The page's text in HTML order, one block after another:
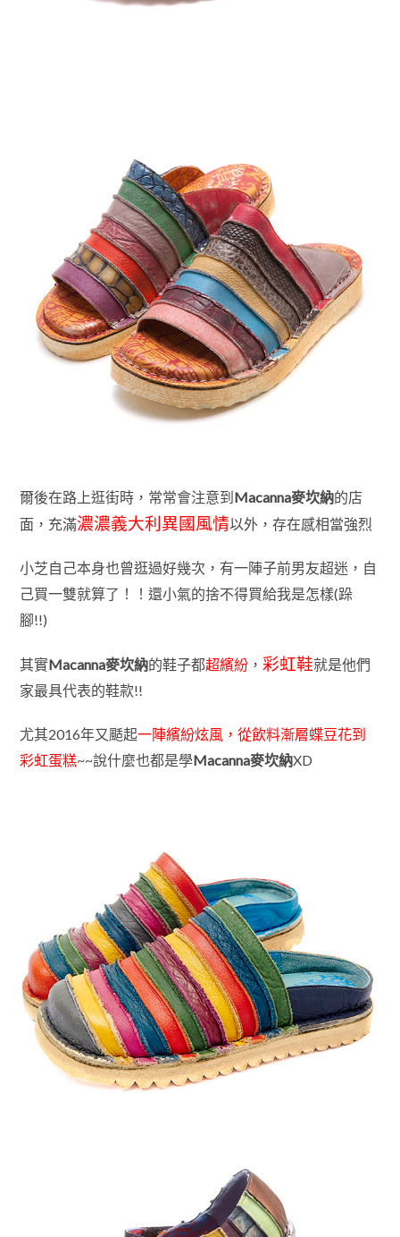
爾後在路上逛街時，常常會注意到Macanna麥坎納的店
面，充滿濃濃義大利異國風情以外，存在感相當強烈
小芝自己本身也曾逛過好幾次，有一陣子前男友超迷，自
己買一雙就算了！！還小氣的捨不得買給我是怎樣(跺
腳!!)
其實Macanna麥坎納的鞋子都超繽紛 ， 彩虹鞋就是他們
家最具代表的鞋款!!
尤其2016年又颳起一陣繽紛炫風，從飲料漸層蝶豆花到
彩虹蛋糕~~說什麼也都是學Macanna麥坎納XD